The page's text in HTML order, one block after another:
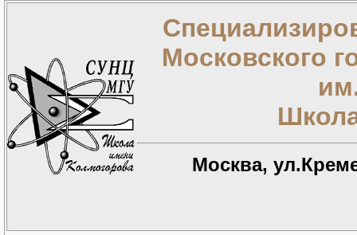
Московского
Москва,